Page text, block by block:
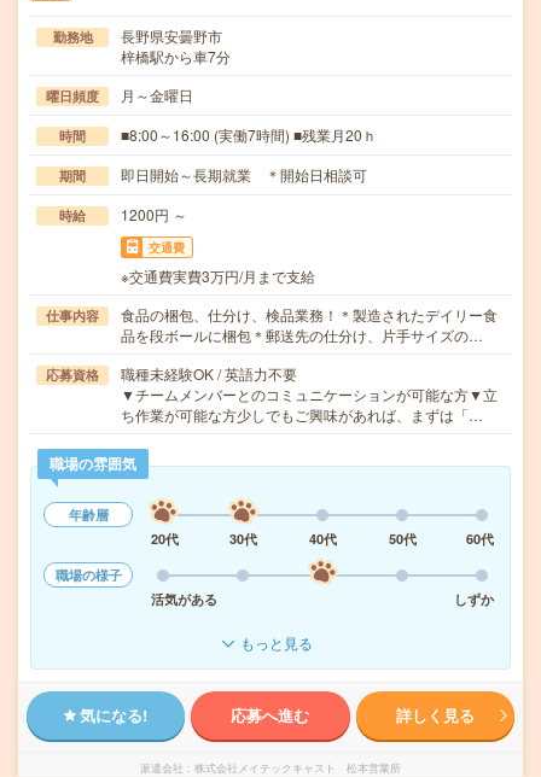
勤務地
長野県安曇野市
梓橋駅から車7分
曜日頻度 月～金曜日
時間 ■8:00～16:00 (実働7時間) ■残業月20ｈ
期間 即日開始～長期就業 ＊開始日相談可
時給 1200円 ～
交通費
※交通費実費3万円/月まで支給
仕事内容
食品の梱包、仕分け、検品業務！＊製造されたデイリー食
品を段ボールに梱包＊郵送先の仕分け、片手サイズの…
応募資格
職種未経験OK / 英語力不要
▼チームメンバーとのコミュニケーションが可能な方▼立
ち作業が可能な方少しでもご興味があれば、まずは「…
職場の雰囲気
年齢層
20代
30代 40代 50代
60代
職場の様子
活気がある
しずか
もっと見る
気になる! 応募へ進む 詳しく見る
派遣会社 株式会社メイテックキャスト 松本営業所